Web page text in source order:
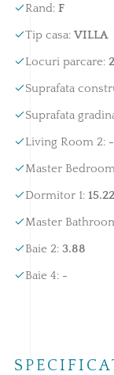
Rand: F
Tip casa: VILLA
Locuri parcare: 2
Suprafata
Suprafata
Living Room 2: -
Master
Dormitor 1: 15.22
Master
Baie 2: 3.88
Baie 4: -